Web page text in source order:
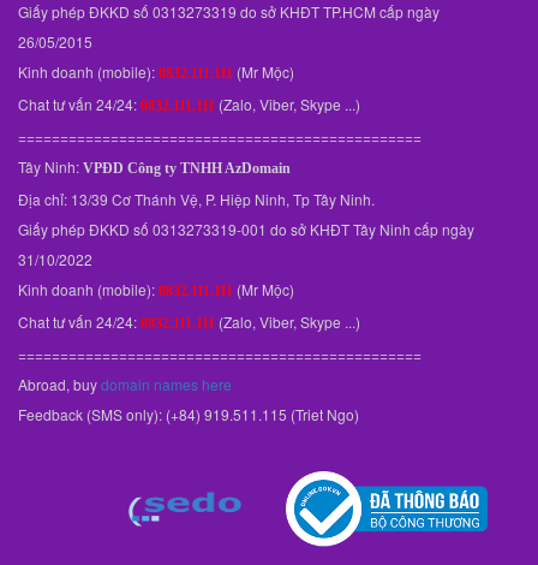
Giấy phép ĐKKD số 0313273319 do sở KHĐT TP.HCM cấp ngày
26/05/2015
Kinh doanh (mobile): 0832.111.111 (Mr Mộc)
Chat tư vấn 24/24: 0832.111.111 (Zalo, Viber, Skype ...)
================================================
Tây Ninh: VPĐD Công ty TNHH AzDomain
Địa chỉ: 13/39 Cơ Thánh Vệ, P. Hiệp Ninh, Tp Tây Ninh.
Giấy phép ĐKKD số 0313273319-001 do sở KHĐT Tây Ninh cấp ngày
31/10/2022
Kinh doanh (mobile): 0832.111.111 (Mr Mộc)
Chat tư vấn 24/24: 0832.111.111 (Zalo, Viber, Skype ...)
================================================
Abroad, buydomain names here
Feedback (SMS only): (+84) 919.511.115 (Triet Ngo)